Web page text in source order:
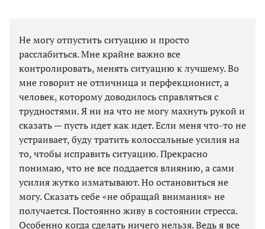
Не могу отпустить ситуацию и просто
расслабиться. Мне крайне важно все
контролировать, менять ситуацию к лучшему. Во
мне говорит не отличница и перфекционист, а
человек, которому доводилось справляться с
трудностями. Я ни на что не могу махнуть рукой и
сказать — пусть идет как идет. Если меня что-то не
устраивает, буду тратить колоссальные усилия на
то, чтобы исправить ситуацию. Прекрасно
понимаю, что не все поддается влиянию, а сами
усилия жутко изматывают. Но остановиться не
могу. Сказать себе «не обращай внимания» не
получается. Постоянно живу в состоянии стресса.
Особенно когда сделать ничего нельзя. Ведь я все